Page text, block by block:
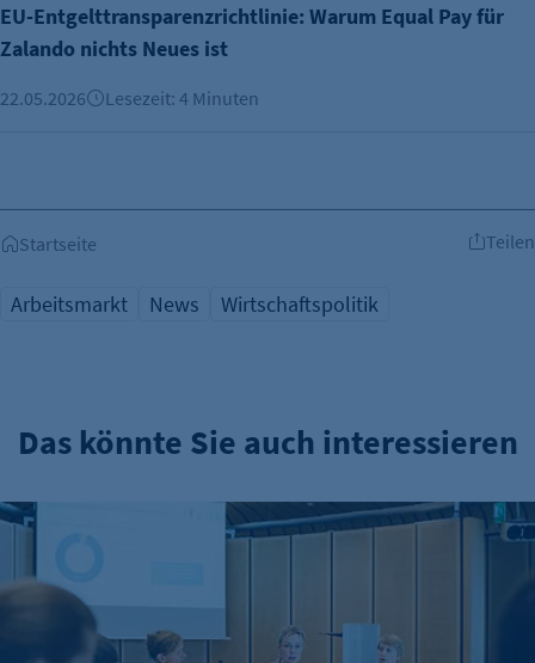
EU-Entgelttransparenzrichtlinie: Warum Equal Pay für
Zalando nichts Neues ist
22.05.2026 Lesezeit: 4 Minuten
Startseite Teilen
Arbeitsmarkt News Wirtschaftspolitik
Das könnte Sie auch interessieren
IHK-Umfragen: Hohe Zufriedenheit bei Azubis – doch